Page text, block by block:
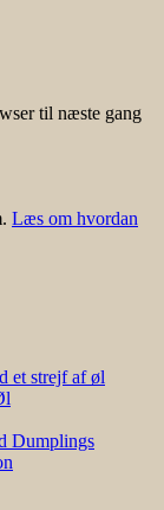
til næste gang
Læs om hvordan
et strejf af øl
Dumplings